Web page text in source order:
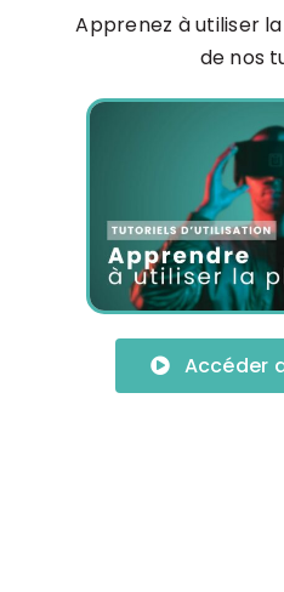
Apprenez à utiliser
de nos
Accéder